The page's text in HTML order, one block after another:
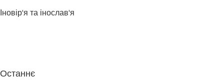
Іновір'я та інослав'я
Останнє